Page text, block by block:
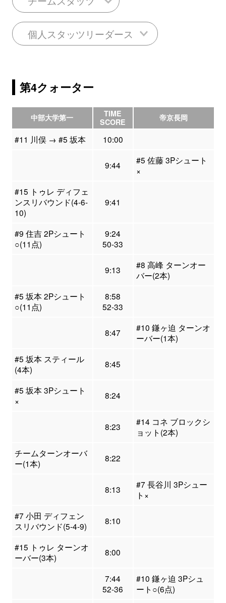
個人スタッツリーダース
第4クォーター
中部大学第一
TIME
SCORE
帝京長岡
#11 川俣 → #5 坂本 10:00
9:44
#5 佐藤 3Pシュート
×
#15 トゥレ ディフェ
ンスリバウンド(4-6-
10)
9:41
#9 住吉 2Pシュート
○(11点)
9:24
50-33
9:13
#8 高峰 ターンオー
バー(2本)
#5 坂本 2Pシュート
○(11点)
8:58
52-33
8:47
#10 鎌ヶ迫 ターンオ
ーバー(1本)
#5 坂本 スティール
(4本)
8:45
#5 坂本 3Pシュート
×
8:24
8:23
#14 コネ ブロックシ
ョット(2本)
チームターンオーバ
ー(1本)
8:22
8:13
#7 長谷川 3Pシュー
ト×
#7 小田 ディフェン
スリバウンド(5-4-9)
8:10
#15 トゥレ ターンオ
ーバー(3本)
8:00
7:44
52-36
#10 鎌ヶ迫 3Pシュ
ート○(6点)